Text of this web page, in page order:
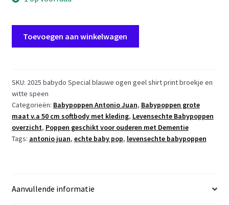
babypop
Babydo
blauwe
ogen
met
kleding
50
Toevoegen aan winkelwagen
SKU: 2025 babydo Special blauwe ogen geel shirt print broekje en
witte speen
Categorieën: Babypoppen Antonio Juan, Babypoppen grote
maat v.a 50 cm softbody met kleding, Levensechte Babypoppen
overzicht, Poppen geschikt voor ouderen met Dementie
Tags: antonio juan, echte baby pop, levensechte babypoppen
Aanvullende informatie